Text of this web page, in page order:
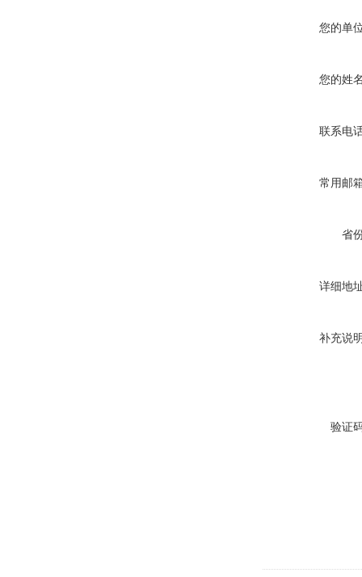
您的单
您的姓
联系电
常用邮
省
详细地
补充说
验证